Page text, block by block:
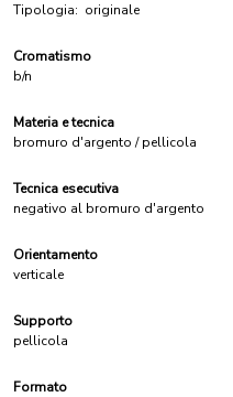
Tipologia: originale
Cromatismo
b/n
Materia e tecnica
bromuro d'argento / pellicola
Tecnica esecutiva
negativo al bromuro d'argento
Orientamento
verticale
Supporto
pellicola
Formato